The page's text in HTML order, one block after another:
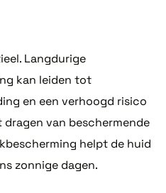
Langdurige
kan leiden tot
en een verhoogd risico
van beschermende
helpt de huid
zonnige dagen.